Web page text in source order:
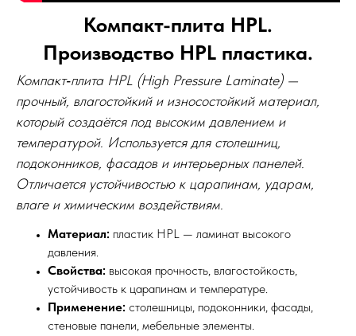
Компакт-плита HPL.
Производство HPL пластика.
Компакт‑плита HPL (High Pressure Laminate) —
прочный, влагостойкий и износостойкий материал,
который создаётся под высоким давлением и
температурой. Используется для столешниц,
подоконников, фасадов и интерьерных панелей.
Отличается устойчивостью к царапинам, ударам,
влаге и химическим воздействиям.
Материал: пластик HPL — ламинат высокого
давления.
Свойства: высокая прочность, влагостойкость,
устойчивость к царапинам и температуре.
Применение: столешницы, подоконники, фасады,
стеновые панели, мебельные элементы.